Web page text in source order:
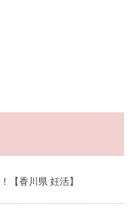
【香川県 妊活】